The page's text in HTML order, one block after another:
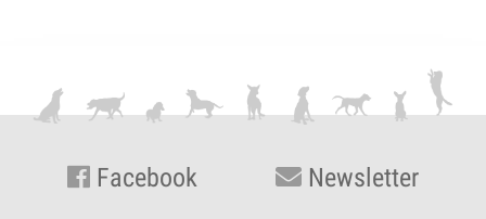
Facebook Newsletter